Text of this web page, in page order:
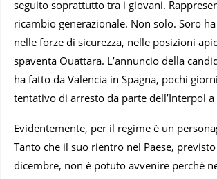
seguito soprattutto tra i giovani.
ricambio generazionale. Non solo. Soro
nelle forze di sicurezza, nelle posizioni
spaventa Ouattara. L’annuncio della
ha fatto da Valencia in Spagna, pochi
tentativo di arresto da parte dell’Interpol a
Evidentemente, per il regime è un
Tanto che il suo rientro nel Paese,
dicembre, non è potuto avvenire perché